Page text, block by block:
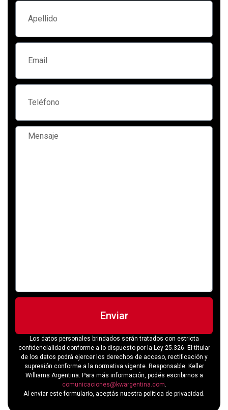
Enviar
Los datos personales brindados serán tratados con estricta
confidencialidad conforme a lo dispuesto por la Ley 25.326. El titular
de los datos podrá ejercer los derechos de acceso, rectificación y
supresión conforme a la normativa vigente. Responsable: Keller
Williams Argentina. Para más información, podés escribirnos a
comunicaciones@kwargentina.com.
Al enviar este formulario, aceptás nuestra política de privacidad.